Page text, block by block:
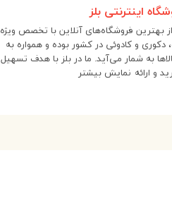
اینترنتی بلز
بهترین فروشگاه‌های آنلاین با تخصص ویژه
و کادوئی در کشور بوده و همواره به
به شمار می‌آید. ما در بلز با هدف تسهیل
و ارائه نمایش بیشتر